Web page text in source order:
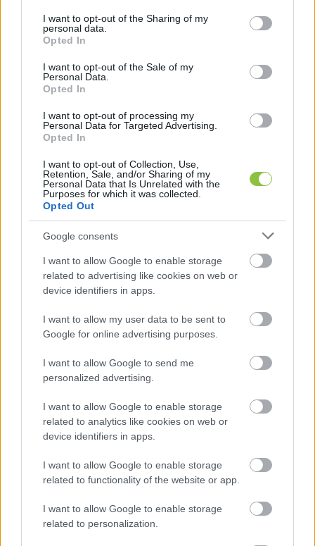
not limited to your visit or usage behaviour. You may click to
grant or deny consent to Google and its third-party tags to
use your data for below specified purposes in below Google
consent section.
I want to opt-out of the Sharing of my
personal data.
Opted In
I want to opt-out of the Sale of my
Personal Data.
Opted In
I want to opt-out of processing my
Personal Data for Targeted Advertising.
Opted In
I want to opt-out of Collection, Use,
Retention, Sale, and/or Sharing of my
Personal Data that Is Unrelated with the
Purposes for which it was collected.
Opted Out
Google consents
I want to allow Google to enable storage
related to advertising like cookies on web or
device identifiers in apps.
I want to allow my user data to be sent to
Google for online advertising purposes.
I want to allow Google to send me
personalized advertising.
I want to allow Google to enable storage
related to analytics like cookies on web or
device identifiers in apps.
I want to allow Google to enable storage
related to functionality of the website or app.
I want to allow Google to enable storage
related to personalization.
kikerült a rendőrség tájékoztatója: az ok itt is
kábítószer-kereskedelem. Telefonon
elmondta, hogy ügyvéd segítségével
fellebbezést fog benyújtani. Egyelőre több
részletet nem közölt az üggyel kapcsolatban.
A vendéglátós pozitív elbírálásban reménykedik,
akár azt, hogy ne 3 hónapig, csak 1 hónapig
tartson az ideiglenes bezárás. Ha ez nem
éves hagyományokkal rendelkező kocsma
Az elmúlt időben számos kritika érte a magyar
kormány intézkedését, amellyel zéró toleranciát
hirdetett a droggal és annak használatával
szemben. A hatóság számos klubban és
kocsmában razziázott, ha pedig szerintük az
adott intézmény gyanúsíthatóvá vált
drogterjesztéssel, úgy jogorvoslat nélkül be is
zárhatta azt.